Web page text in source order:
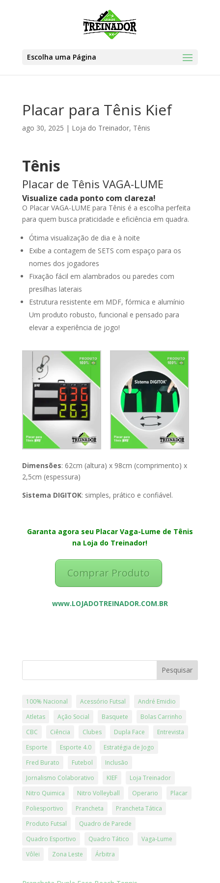
Escolha uma Página
Placar para Tênis Kief
ago 30, 2025 | Loja do Treinador, Tênis
Tênis
Placar de Tênis VAGA-LUME
Visualize cada ponto com clareza!
O Placar VAGA-LUME para Tênis é a escolha perfeita
para quem busca praticidade e eficiência em quadra.
Ótima visualização de dia e à noite
Exibe a contagem de SETS com espaço para os
nomes dos jogadores
Fixação fácil em alambrados ou paredes com
presilhas laterais
Estrutura resistente em MDF, fórmica e alumínio
Um produto robusto, funcional e pensado para
elevar a experiência de jogo!
Dimensões: 62cm (altura) x 98cm (comprimento) x
2,5cm (espessura)
Sistema DIGITOK: simples, prático e confiável.
Garanta agora seu Placar Vaga-Lume de Tênis
na Loja do Treinador!
Comprar Produto
www.LOJADOTREINADOR.COM.BR
Pesquisar
100% Nacional Acessório Futsal
André Emidio
Atletas
Ação Social Basquete
Bolas Carrinho
CBC
Ciência Clubes Dupla Face
Entrevista
Esporte
Esporte 4.0
Estratégia de Jogo
Fred Burato
Futebol
Inclusão
Jornalismo Colaborativo
KIEF
Loja Treinador
Nitro Quimica
Nitro Volleyball Operario
Placar
Poliesportivo
Prancheta
Prancheta Tática
Produto Futsal
Quadro de Parede
Quadro Esportivo
Quadro Tático
Vaga-Lume
Vôlei
Zona Leste Árbitra